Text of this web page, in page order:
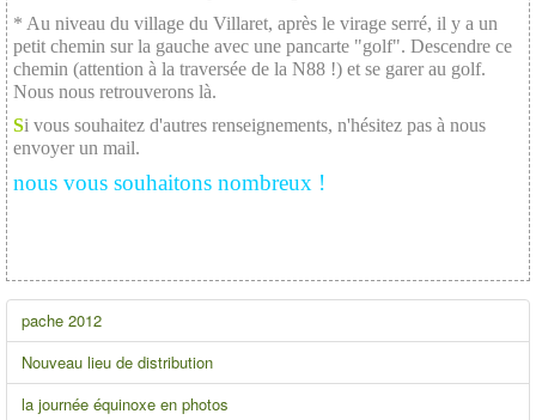
* Au niveau du village du Villaret, après le virage serré, il y a un
petit chemin sur la gauche avec une pancarte "golf". Descendre ce
chemin (attention à la traversée de la N88 !) et se garer au golf.
Nous nous retrouverons là.
Si vous souhaitez d'autres renseignements, n'hésitez pas à nous
envoyer un mail.
nous vous souhaitons nombreux !
pache 2012
Nouveau lieu de distribution
la journée équinoxe en photos